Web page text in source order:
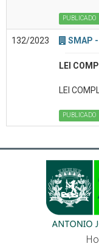
PUBLICADO
132/2023 SMAP
LEI
LEI
PUBLICADO